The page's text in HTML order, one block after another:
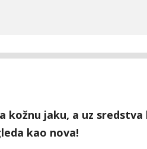
kožnu jaku, a uz
kao nova!